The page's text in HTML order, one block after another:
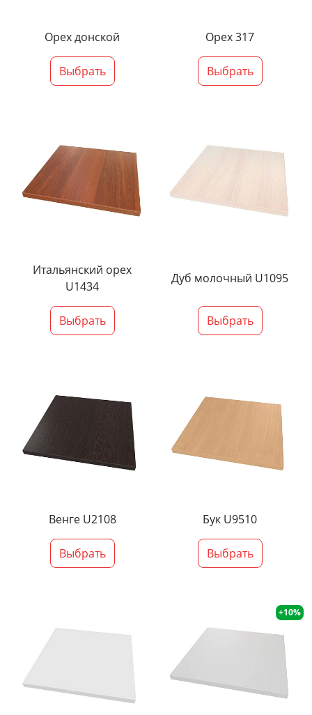
Орех донской
Выбрать
Орех 317
Выбрать
Итальянский орех
U1434
Выбрать
Дуб молочный U1095
Выбрать
Венге U2108
Выбрать
Бук U9510
Выбрать
+10%